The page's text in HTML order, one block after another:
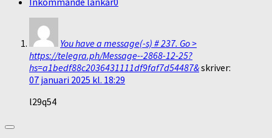
You have a message(-s) # 237. Go >
https://telegra.ph/Message--2868-12-25?
hs=a1bedf88c2036431111df9faf7d54487&skriver:
07 januari 2025 kl. 18:29
l29q54